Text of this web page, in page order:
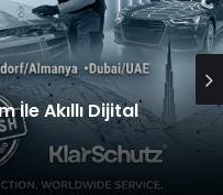
İle Akıllı Dijital